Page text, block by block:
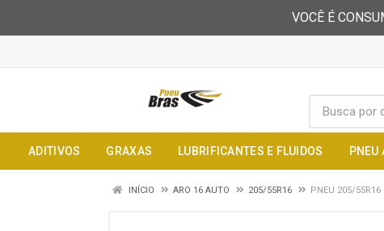
VOCÊ É
ADITIVOS GRAXAS LUBRIFICANTES E FLUIDOS PNEU
INÍCIO ARO 16 AUTO 205/55R16 PNEU 205/55R16